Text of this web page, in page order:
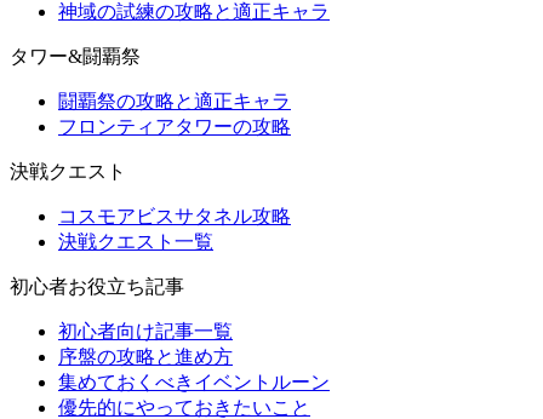
神域の試練の攻略と適正キャラ
タワー&闘覇祭
闘覇祭の攻略と適正キャラ
フロンティアタワーの攻略
決戦クエスト
コスモアビスサタネル攻略
決戦クエスト一覧
初心者お役立ち記事
初心者向け記事一覧
序盤の攻略と進め方
集めておくべきイベントルーン
優先的にやっておきたいこと